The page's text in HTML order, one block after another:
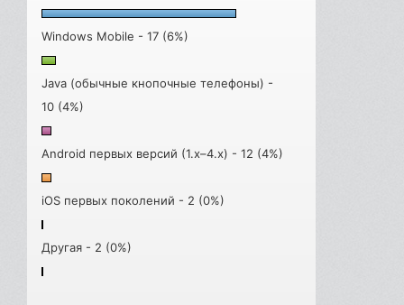
Windows Mobile - 17 (6%)
Java (обычные кнопочные телефоны) -
10 (4%)
Android первых версий (1.x–4.x) - 12 (4%)
iOS первых поколений - 2 (0%)
Другая - 2 (0%)